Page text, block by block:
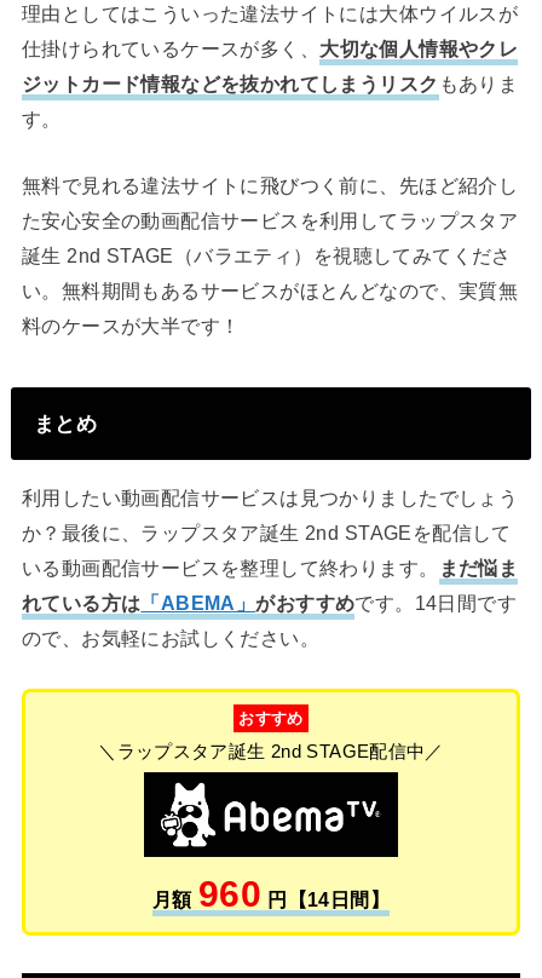
理由としてはこういった違法サイトには大体ウイルスが
仕掛けられているケースが多く、 大切な個人情報やクレ
ジットカード情報などを抜かれてしまうリスク もありま
す。
無料で見れる違法サイトに飛びつく前に、先ほど紹介し
た安心安全の動画配信サービスを利用してラップスタア
誕生 2nd STAGE（バラエティ）を視聴してみてくださ
い。無料期間もあるサービスがほとんどなので、実質無
料のケースが大半です！
まとめ
利用したい動画配信サービスは見つかりましたでしょう
か？最後に、ラップスタア誕生 2nd STAGEを配信して
いる動画配信サービスを整理して終わります。
まだ悩ま
れている方は 「ABEMA」がおすすめです。14日間です
ので、お気軽にお試しください。
おすすめ
＼ラップスタア誕生 2nd STAGE配信中／
月額 960 円【14日間】